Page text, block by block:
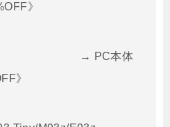
》
ル → PC本体
》